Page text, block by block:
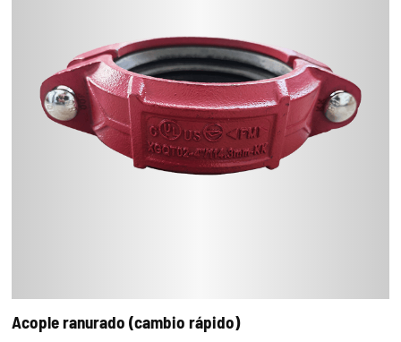
Acople ranurado (cambio rápido)